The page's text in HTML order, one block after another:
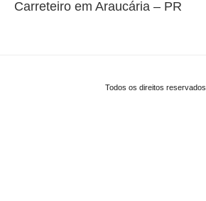
Carreteiro em Araucária – PR
Todos os direitos reservados